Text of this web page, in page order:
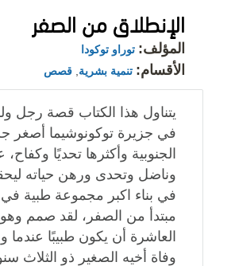
الإنطلاق من الصفر
المؤلف: توراو توكودا
الأقسام: تنمية بشرية قصص
يتناول هذا الكتاب قصة رجل
في جزيرة توكونوشيما أصغر
الجنوبية وأكثرها تحديًا
وناضل وتحدى ورهن حياته
في بناء اكبر مجموعة طبية في
مبتدأ من الصفر، لقد صمم
العاشرة أن يكون طبيبًا عندما
وفاة أخيه الصغير ذو الثلاث